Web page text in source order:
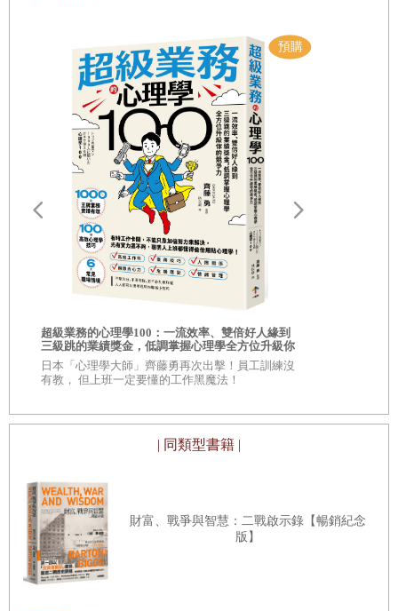
牢不可破的心智設定
當心智處於「威脅模式」下
誰在導演你的電影？
管理心智，重拾主導權
奪回掌控權
了解混亂的心智狀態
打破焦慮迴圈
關閉威脅偵測系統
這些都不是你的錯
重新設定大腦
老掉牙的問題：羞恥
羞恥與罪惡——兩者不一樣！
開始行動
步驟一：停下來
步驟二：察看
要是感覺不好怎麼辦？
超級業務的心理學100：一流效率、雙倍好人緣到
三級跳的業績獎金，低調掌握心理學全方位升級你
的競爭力
日本「心理學大師」齊藤勇再次出擊！員工訓練沒
有教， 但上班一定要懂的工作黑魔法！
| 同類型書籍 |
財富、戰爭與智慧：二戰啟示錄【暢銷紀念
版】